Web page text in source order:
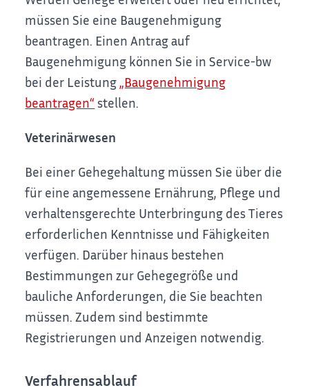
müssen Sie eine Baugenehmigung
beantragen. Einen Antrag auf
Baugenehmigung können Sie in Service-bw
bei der Leistung „Baugenehmigung
beantragen“ stellen.
Veterinärwesen
Bei einer Gehegehaltung müssen Sie über die
für eine angemessene Ernährung, Pflege und
verhaltensgerechte Unterbringung des Tieres
erforderlichen Kenntnisse und Fähigkeiten
verfügen. Darüber hinaus bestehen
Bestimmungen zur Gehegegröße und
bauliche Anforderungen, die Sie beachten
müssen. Zudem sind bestimmte
Registrierungen und Anzeigen notwendig.
Verfahrensablauf